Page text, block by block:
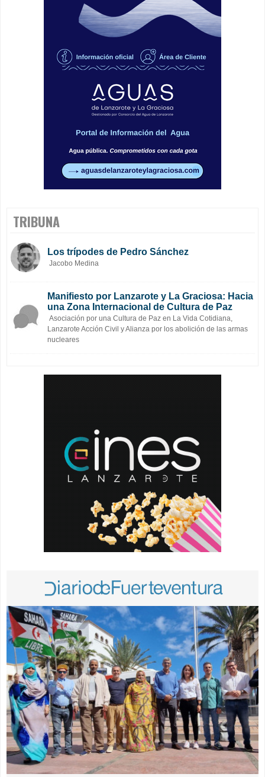
TRIBUNA
Los trípodes de Pedro Sánchez
Jacobo Medina
Manifiesto por Lanzarote y La Graciosa: Hacia
una Zona Internacional de Cultura de Paz
Asociación por una Cultura de Paz en La Vida Cotidiana,
Lanzarote Acción Civil y Alianza por los abolición de las armas
nucleares